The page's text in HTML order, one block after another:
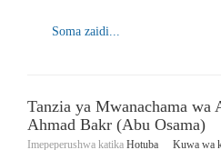
Soma zaidi...
Tanzia ya Mwanachama
Ahmad Bakr (Abu Osama)
Imepeperushwa katika Hotuba
Kuwa wa